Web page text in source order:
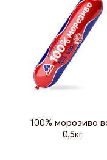
100% морозиво
0,5кг